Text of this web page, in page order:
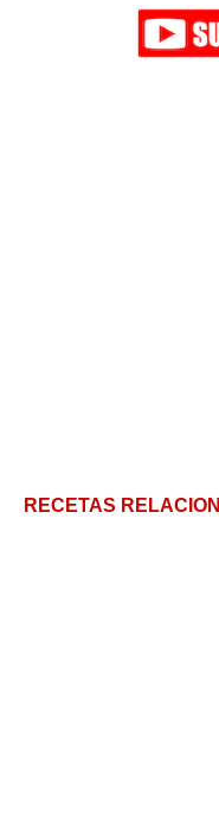
RECETAS